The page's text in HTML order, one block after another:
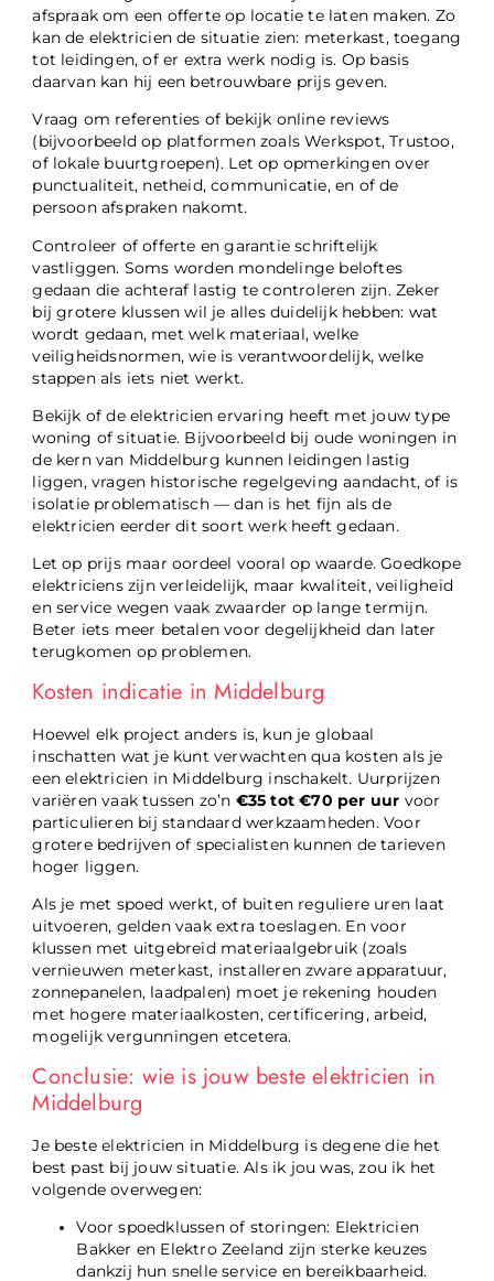
afspraak om een offerte op locatie te laten maken. Zo
kan de elektricien de situatie zien: meterkast, toegang
tot leidingen, of er extra werk nodig is. Op basis
daarvan kan hij een betrouwbare prijs geven.
Vraag om referenties of bekijk online reviews
(bijvoorbeeld op platformen zoals Werkspot, Trustoo,
of lokale buurtgroepen). Let op opmerkingen over
punctualiteit, netheid, communicatie, en of de
persoon afspraken nakomt.
Controleer of offerte en garantie schriftelijk
vastliggen. Soms worden mondelinge beloftes
gedaan die achteraf lastig te controleren zijn. Zeker
bij grotere klussen wil je alles duidelijk hebben: wat
wordt gedaan, met welk materiaal, welke
veiligheidsnormen, wie is verantwoordelijk, welke
stappen als iets niet werkt.
Bekijk of de elektricien ervaring heeft met jouw type
woning of situatie. Bijvoorbeeld bij oude woningen in
de kern van Middelburg kunnen leidingen lastig
liggen, vragen historische regelgeving aandacht, of is
isolatie problematisch — dan is het fijn als de
elektricien eerder dit soort werk heeft gedaan.
Let op prijs maar oordeel vooral op waarde. Goedkope
elektriciens zijn verleidelijk, maar kwaliteit, veiligheid
en service wegen vaak zwaarder op lange termijn.
Beter iets meer betalen voor degelijkheid dan later
terugkomen op problemen.
Kosten indicatie in Middelburg
Hoewel elk project anders is, kun je globaal
inschatten wat je kunt verwachten qua kosten als je
een elektricien in Middelburg inschakelt. Uurprijzen
variëren vaak tussen zo’n €35 tot €70 per uur voor
particulieren bij standaard werkzaamheden. Voor
grotere bedrijven of specialisten kunnen de tarieven
hoger liggen.
Als je met spoed werkt, of buiten reguliere uren laat
uitvoeren, gelden vaak extra toeslagen. En voor
klussen met uitgebreid materiaalgebruik (zoals
vernieuwen meterkast, instal­leren zware apparatuur,
zonnepanelen, laadpalen) moet je rekening houden
met hogere materiaalkosten, certificering, arbeid,
mogelijk vergunningen etcetera.
Conclusie: wie is jouw beste elektricien in
Middelburg
Je beste elektricien in Middelburg is degene die het
best past bij jouw situatie. Als ik jou was, zou ik het
volgende overwegen:
Voor spoedklussen of storingen: Elektricien
Bakker en Elektro Zeeland zijn sterke keuzes
dankzij hun snelle service en bereikbaarheid.